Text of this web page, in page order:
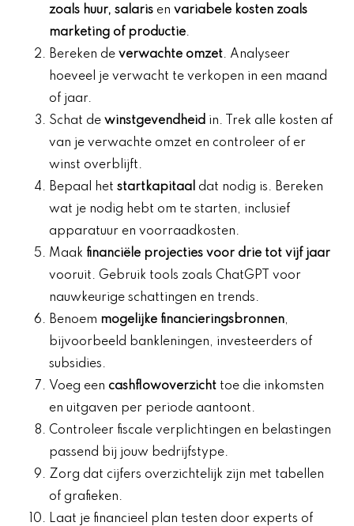
zoals huur, salaris en variabele kosten zoals
marketing of productie.
Bereken de verwachte omzet. Analyseer
hoeveel je verwacht te verkopen in een maand
of jaar.
Schat de winstgevendheid in. Trek alle kosten af
van je verwachte omzet en controleer of er
winst overblijft.
Bepaal het startkapitaal dat nodig is. Bereken
wat je nodig hebt om te starten, inclusief
apparatuur en voorraadkosten.
Maak financiële projecties voor drie tot vijf jaar
vooruit. Gebruik tools zoals ChatGPT voor
nauwkeurige schattingen en trends.
Benoem mogelijke financieringsbronnen,
bijvoorbeeld bankleningen, investeerders of
subsidies.
Voeg een cashflowoverzicht toe die inkomsten
en uitgaven per periode aantoont.
Controleer fiscale verplichtingen en belastingen
passend bij jouw bedrijfstype.
Zorg dat cijfers overzichtelijk zijn met tabellen
of grafieken.
Laat je financieel plan testen door experts of